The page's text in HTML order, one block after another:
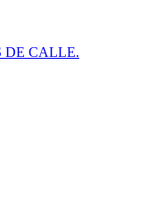
DE CALLE.